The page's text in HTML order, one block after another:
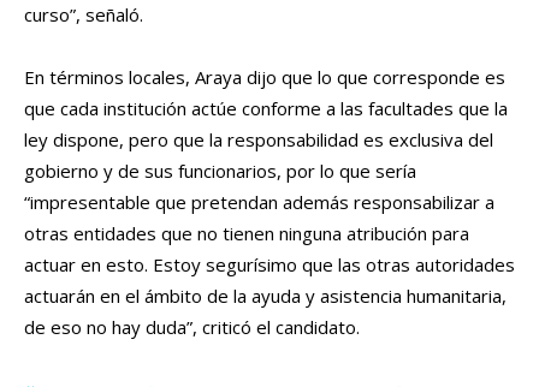
curso”, señaló.
En términos locales, Araya dijo que lo que corresponde es
que cada institución actúe conforme a las facultades que la
ley dispone, pero que la responsabilidad es exclusiva del
gobierno y de sus funcionarios, por lo que sería
“impresentable que pretendan además responsabilizar a
otras entidades que no tienen ninguna atribución para
actuar en esto. Estoy segurísimo que las otras autoridades
actuarán en el ámbito de la ayuda y asistencia humanitaria,
de eso no hay duda”, criticó el candidato.